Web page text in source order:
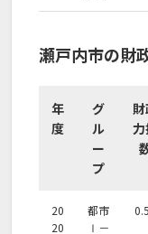
瀬戸内市の財
年
度
グ
ル
ー
プ
20
20
都市
Ⅰ－